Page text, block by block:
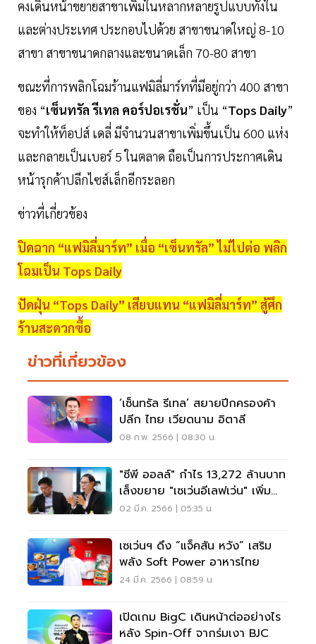
คงเดินหน้าขยายสาขาเพิ่มในหลากหลายรูปแบบทั้งใน
และต่างประเทศ ประกอบไปด้วย สาขาขนาดใหญ่ 8-10
สาขา สาขาขนาดกลางและขนาดเล็ก 70-80 สาขา
ขณะที่การพลิกโฉมร้านแฟมิลี่มาร์ทที่มีอยู่กว่า 400 สาขา
ของ “เซ็นทรัล รีเทล คอร์ปอเรชั่น” เป็น “Tops Daily”
จะทำให้ท็อปส์ เดลี่ มีจำนวนสาขาเพิ่มขึ้นเป็น 600 แห่ง
และกลายเป็นเบอร์ 5 ในตลาด ถือเป็นการประกาศเดิน
หน้ารุกค้าปลีกไซส์เล็กอีกระลอก
ข่าวที่เกี่ยวข้อง
ปิดฉาก “แฟมิลี่มาร์ท” เมื่อ “เซ็นทรัล” ไม่ไปต่อ พลิก
โฉมเป็น Tops Daily
ปัดฝุ่น “Tops Daily” เสียบแทน “แฟมิลี่มาร์ท” สู้ศึก
ร้านสะดวกซื้อ
ข่าวที่เกี่ยวข้อง
‘เซ็นทรัล รีเทล’ สยายปีกครองค้า
ปลีก ไทย เวียดนาม อิตาลี
08 ก.พ. 2566 | 08:30 น.
"ซีพี ออลล์" กำไร 13,272 ล้านบาท
เล็งขยาย "เซเว่นอีเลฟเว่น" เพิ่ม
700 สาขา
02 มี.ค. 2566 | 05:35 น.
เซเว่นฯ ดึง “แจ็คสัน หวัง” เสริม
พลัง Soft Power อาหารไทย
24 มี.ค. 2566 | 08:59 น.
เปิดเกม BigC เดินหน้าต่ออย่างไร
หลัง Spin-Off จากร่มเงา BJC